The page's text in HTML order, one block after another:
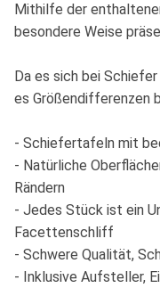
Mithilfe der
besondere Weise
Da es sich bei
es Größendifferenzen
- Schiefertafeln mit
- Natürliche
Rändern
- Jedes Stück ist ein
Facettenschliff
- Schwere Qualität,
- Inklusive Aufsteller,